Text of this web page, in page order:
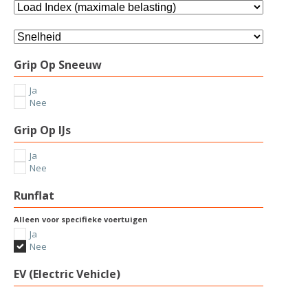
Grip Op Sneeuw
Ja
Nee
Grip Op IJs
Ja
Nee
Runflat
Alleen voor specifieke voertuigen
Ja
Nee
EV (Electric Vehicle)